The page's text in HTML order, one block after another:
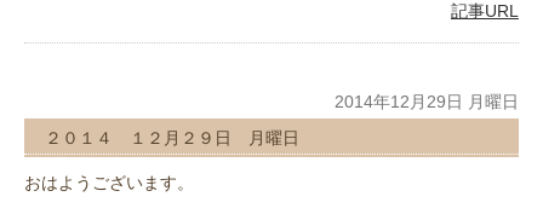
記事URL
2014年12月29日 月曜日
２０１４ １２月２９日 月曜日
おはようございます。